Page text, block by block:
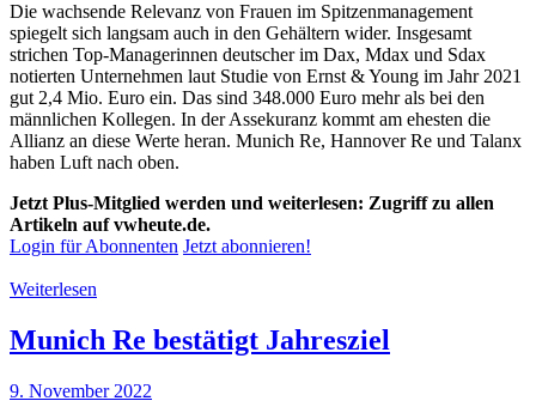
Die wachsende Relevanz von Frauen im Spitzenmanagement
spiegelt sich langsam auch in den Gehältern wider. Insgesamt
strichen Top-Managerinnen deutscher im Dax, Mdax und Sdax
notierten Unternehmen laut Studie von Ernst & Young im Jahr 2021
gut 2,4 Mio. Euro ein. Das sind 348.000 Euro mehr als bei den
männlichen Kollegen. In der Assekuranz kommt am ehesten die
Allianz an diese Werte heran. Munich Re, Hannover Re und Talanx
haben Luft nach oben.
Jetzt Plus-Mitglied werden und weiterlesen: Zugriff zu allen
Artikeln auf vwheute.de.
Login für Abonnenten Jetzt abonnieren!
Weiterlesen
Munich Re bestätigt Jahresziel
9. November 2022